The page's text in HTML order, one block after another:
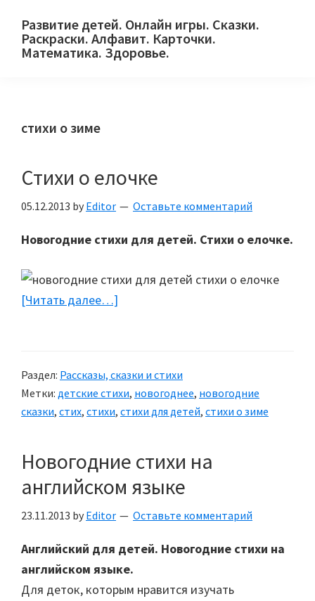
primary
main
primary
Развитие детей. Онлайн игры. Сказки.
Раскраски. Алфавит. Карточки.
Математика. Здоровье.
и
родителей.
стихи о зиме
Стихи о елочке
05.12.2013 by Editor Оставьте комментарий
Новогодние стихи для детей. Стихи о елочке.
[Читать далее…]
Раздел: Рассказы, сказки и стихи
Метки: детские стихи, новогоднее, новогодние
сказки, стих, стихи, стихи для детей, стихи о зиме
Новогодние стихи на
английском языке
23.11.2013 by Editor Оставьте комментарий
Английский для детей. Новогодние стихи на
английском языке.
Для деток, которым нравится изучать